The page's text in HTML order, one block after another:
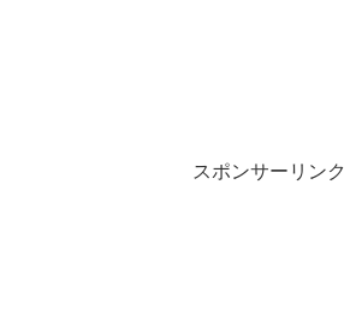
スポンサーリンク